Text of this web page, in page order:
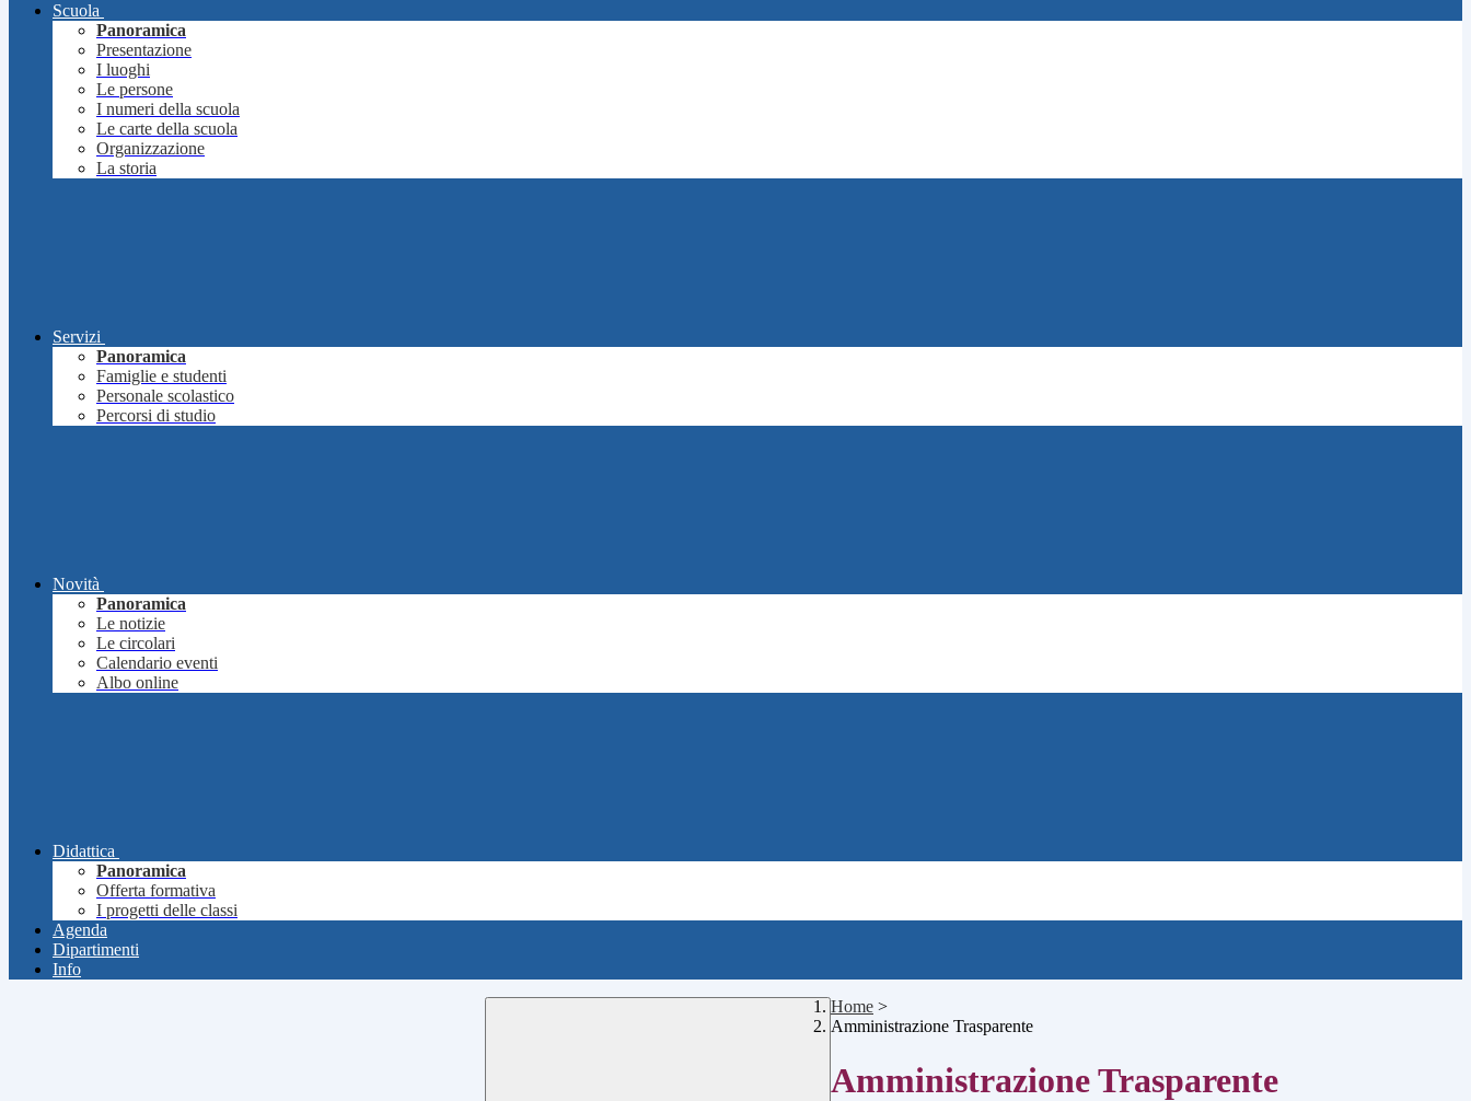
Scuola
Panoramica
Presentazione
I luoghi
Le persone
I numeri della scuola
Le carte della scuola
Organizzazione
La storia
Servizi
Panoramica
Famiglie e studenti
Personale scolastico
Percorsi di studio
Novità
Panoramica
Le notizie
Le circolari
Calendario eventi
Albo online
Didattica
Panoramica
Offerta formativa
I progetti delle classi
Agenda
Dipartimenti
Info
Home >
Amministrazione Trasparente
Amministrazione Trasparente